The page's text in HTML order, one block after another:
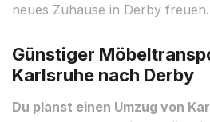
neues Zuhause in Derby freuen.
Günstiger
Karlsruhe nach Derby
Du planst einen Umzug von